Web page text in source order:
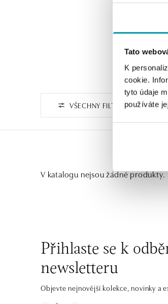
Tato
K
cookie.
tyto údaje
používáte
VŠECHNY FILTRY
V katalogu nejsou žádné produkty.
Přihlaste se k
newsletteru
Objevte nejnovější kolekce, novinky a